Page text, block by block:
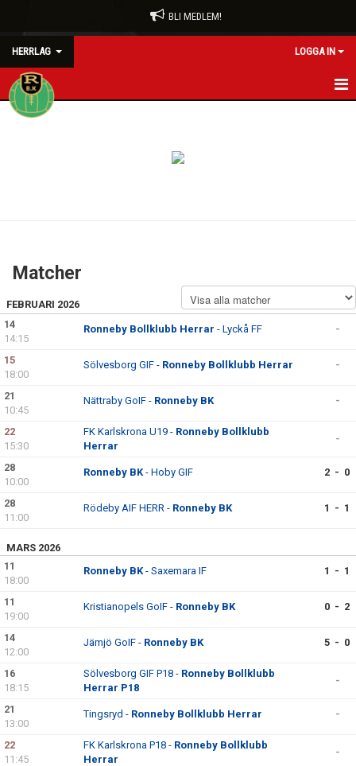
BLI MEDLEM!
HERRLAG LOGGA IN
HEM
DOKUMENT
KONTAKT
Matcher
FEBRUARI 2026
14
14:15
Ronneby Bollklubb Herrar - Lyckå FF -
15
18:00
Sölvesborg GIF - Ronneby Bollklubb Herrar -
21
10:45
Nättraby GoIF - Ronneby BK -
22
15:30
FK Karlskrona U19 - Ronneby Bollklubb
Herrar
-
28
10:00
Ronneby BK- Hoby GIF 2 - 0
28
11:00
Rödeby AIF HERR - Ronneby BK 1 - 1
MARS 2026
11
18:00
Ronneby BK- Saxemara IF 1 - 1
11
19:00
Kristianopels GoIF - Ronneby BK 0 - 2
14
12:00
Jämjö GoIF - Ronneby BK 5 - 0
16
18:15
Sölvesborg GIF P18 - Ronneby Bollklubb
Herrar P18
-
21
13:00
Tingsryd - Ronneby Bollklubb Herrar -
22
11:45
FK Karlskrona P18 - Ronneby Bollklubb
Herrar
-